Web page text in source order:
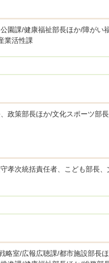
園課/健康福祉部長ほか/障がい
業活性課
政策部長ほか/文化スポーツ部
孝次統括責任者、こども部長
略室/広報広聴課/都市施設部長